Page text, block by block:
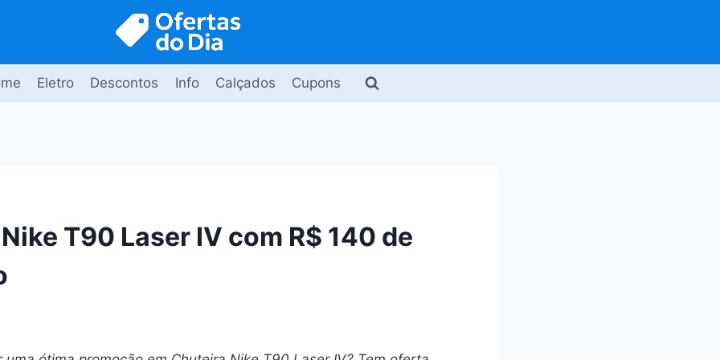
Eletro Descontos Info Calçados Cupons
T90 Laser IV com R$ 140 de